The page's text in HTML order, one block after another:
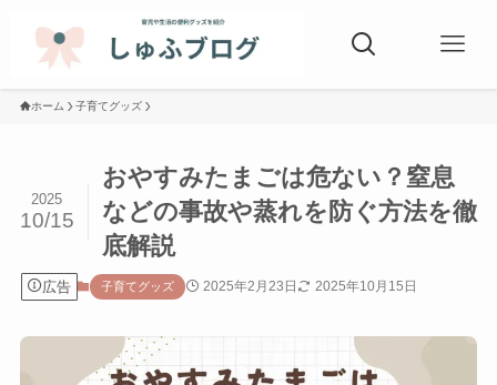
ホーム 子育てグッズ
おやすみたまごは危ない？窒息
などの事故や蒸れを防ぐ方法を徹
底解説
2025
10/15
広告 子育てグッズ 2025年2月23日 2025年10月15日